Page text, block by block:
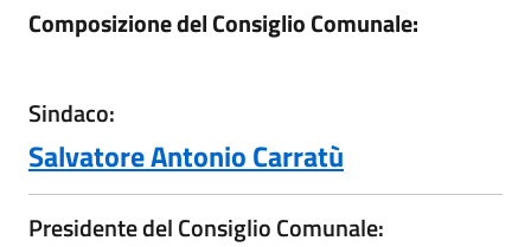
Composizione del Consiglio Comunale:
Sindaco:
Salvatore Antonio Carratù
Presidente del Consiglio Comunale: